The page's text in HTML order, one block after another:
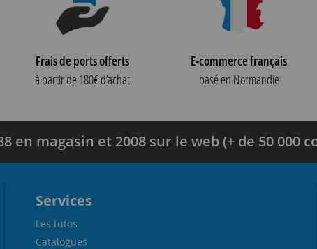
Frais de ports offerts
à partir de 180€ d’achat
E-commerce français
basé en Normandie
en magasin et 2008 sur le web (+ de 50 000
Services
Les tutos
Catalogues